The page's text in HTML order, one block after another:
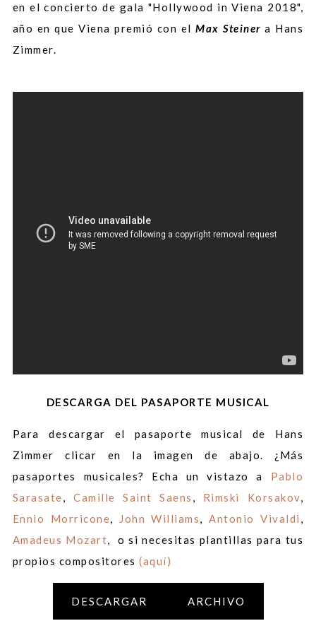
en el concierto de gala "Hollywood in Viena 2018",
año en que Viena premió con elMax Steiner a Hans
Zimmer.
DESCARGA DEL PASAPORTE MUSICAL
Para descargar el pasaporte musical de Hans
Zimmer clicar en la imagen de abajo. ¿Más
pasaportes musicales? Echa un vistazo a Pablo
Sarasate,Camille Saint Saens , Rimski Korsakov,
Ennio Morricone, John Williams,Antonio Vivaldi ,
Amadeus Mozart, o si necesitas plantillas para tus
propios compositores(aquí)
DESCARGAR ARCHIVO